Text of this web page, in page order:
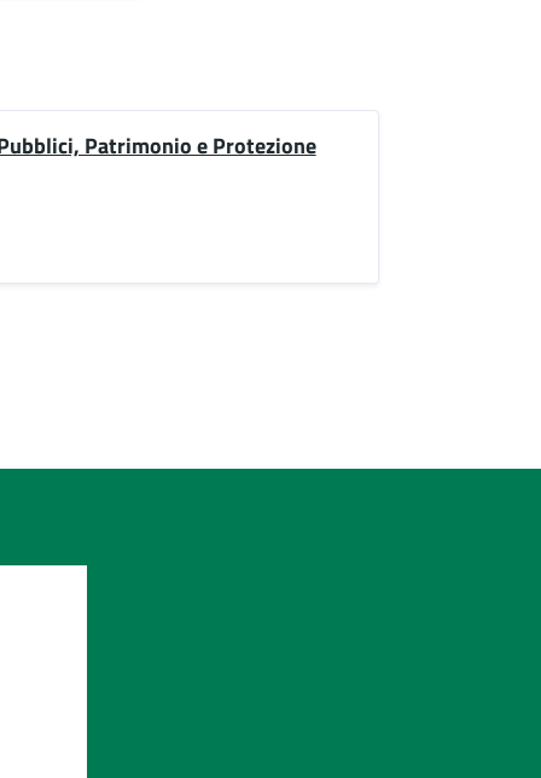
Patrimonio e Protezione